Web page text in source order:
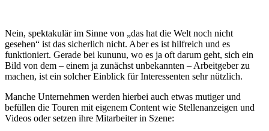
Nein, spektakulär im Sinne von „das hat die Welt noch nicht
gesehen“ ist das sicherlich nicht. Aber es ist hilfreich und es
funktioniert. Gerade bei kununu, wo es ja oft darum geht, sich ein
Bild von dem – einem ja zunächst unbekannten – Arbeitgeber zu
machen, ist ein solcher Einblick für Interessenten sehr nützlich.
Manche Unternehmen werden hierbei auch etwas mutiger und
befüllen die Touren mit eigenem Content wie Stellenanzeigen und
Videos oder setzen ihre Mitarbeiter in Szene: